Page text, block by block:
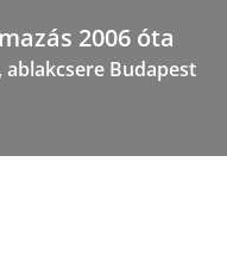
2006 óta
Budapest